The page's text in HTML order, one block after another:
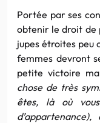
Portée par ses
obtenir le droit de
jupes étroites peu
femmes devront
petite victoire
chose de très
êtes, là où